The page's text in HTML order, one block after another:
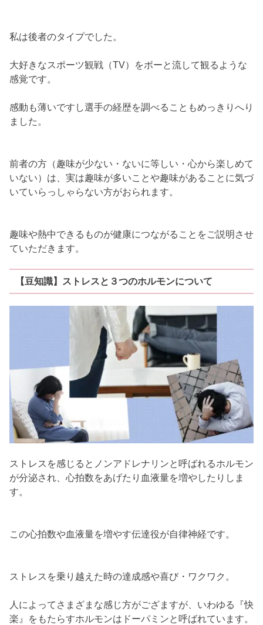
私は後者のタイプでした。
大好きなスポーツ観戦（TV）をボーと流して観るような
感覚です。
感動も薄いですし選手の経歴を調べることもめっきりへり
ました。
前者の方（趣味が少ない・ないに等しい・心から楽しめて
いない）は、実は趣味が多いことや趣味があることに気づ
いていらっしゃらない方がおられます。
趣味や熱中できるものが健康につながることをご説明させ
ていただきます。
【豆知識】ストレスと３つのホルモンについて
ストレスを感じるとノンアドレナリンと呼ばれるホルモン
が分泌され、心拍数をあげたり血液量を増やしたりしま
す。
この心拍数や血液量を増やす伝達役が自律神経です。
ストレスを乗り越えた時の達成感や喜び・ワクワク。
人によってさまざまな感じ方がござますが、いわゆる『快
楽』をもたらすホルモンはドーパミンと呼ばれています。